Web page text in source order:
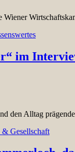
Wiener
im
den Alltag
Gesellschaft